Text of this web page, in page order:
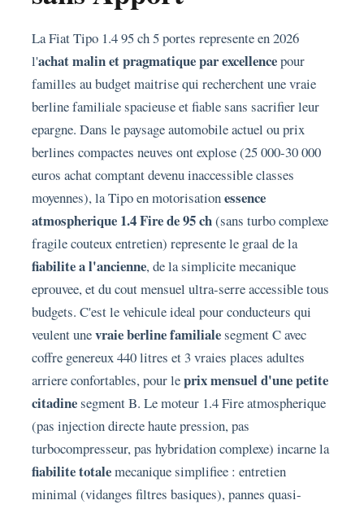
La Fiat Tipo 1.4 95 ch 5 portes represente en 2026
l'achat malin et pragmatique par excellencepour
familles au budget maitrise qui recherchent une vraie
berline familiale spacieuse et fiable sans sacrifier leur
epargne. Dans le paysage automobile actuel ou prix
berlines compactes neuves ont explose (25 000-30 000
euros achat comptant devenu inaccessible classes
moyennes), la Tipo en motorisationessence
atmospherique 1.4 Fire de 95 ch(sans turbo complexe
fragile couteux entretien) represente le graal de la
fiabilite a l'ancienne, de la simplicite mecanique
eprouvee, et du cout mensuel ultra-serre accessible tous
budgets. C'est le vehicule ideal pour conducteurs qui
veulent unevraie berline familialesegment C avec
coffre genereux 440 litres et 3 vraies places adultes
arriere confortables, pour leprix mensuel d'une petite
citadinesegment B. Le moteur 1.4 Fire atmospherique
(pas injection directe haute pression, pas
turbocompresseur, pas hybridation complexe) incarne la
fiabilite totalemecanique simplifiee : entretien
minimal (vidanges filtres basiques), pannes quasi-